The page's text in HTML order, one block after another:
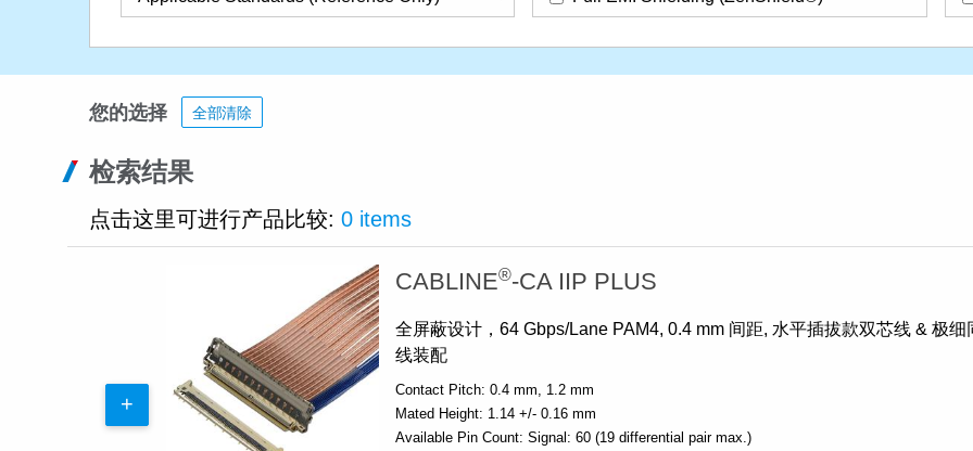
您的选择 全部清除
检索结果
点击这里可进行产品比较: 0 items
CABLINE®-CA IIP PLUS
全屏蔽设计，64 Gbps/Lane PAM4, 0.4 mm 间距, 水平插拔款双芯线 & 极细
线装配
Contact Pitch: 0.4 mm
1.2 mm
Mated Height: 1.14 +/- 0.16 mm
Available Pin Count: Signal: 60 (19 differential pair max.)